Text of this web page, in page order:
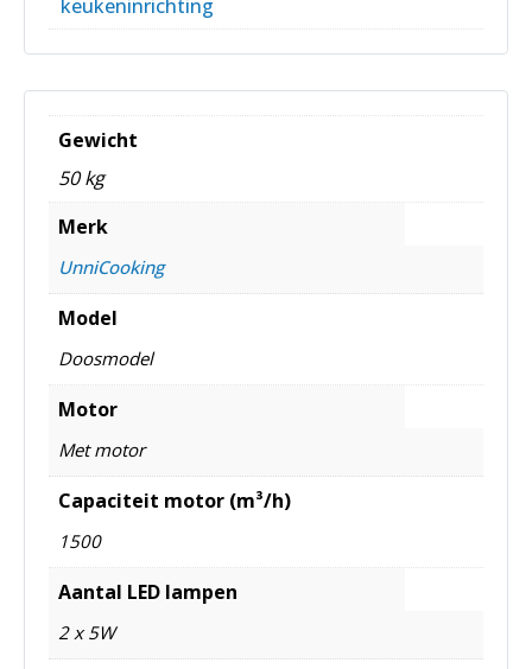
keukeninrichting
Gewicht
50 kg
Merk
UnniCooking
Model
Doosmodel
Motor
Met motor
Capaciteit motor (m³/h)
1500
Aantal LED lampen
2 x 5W